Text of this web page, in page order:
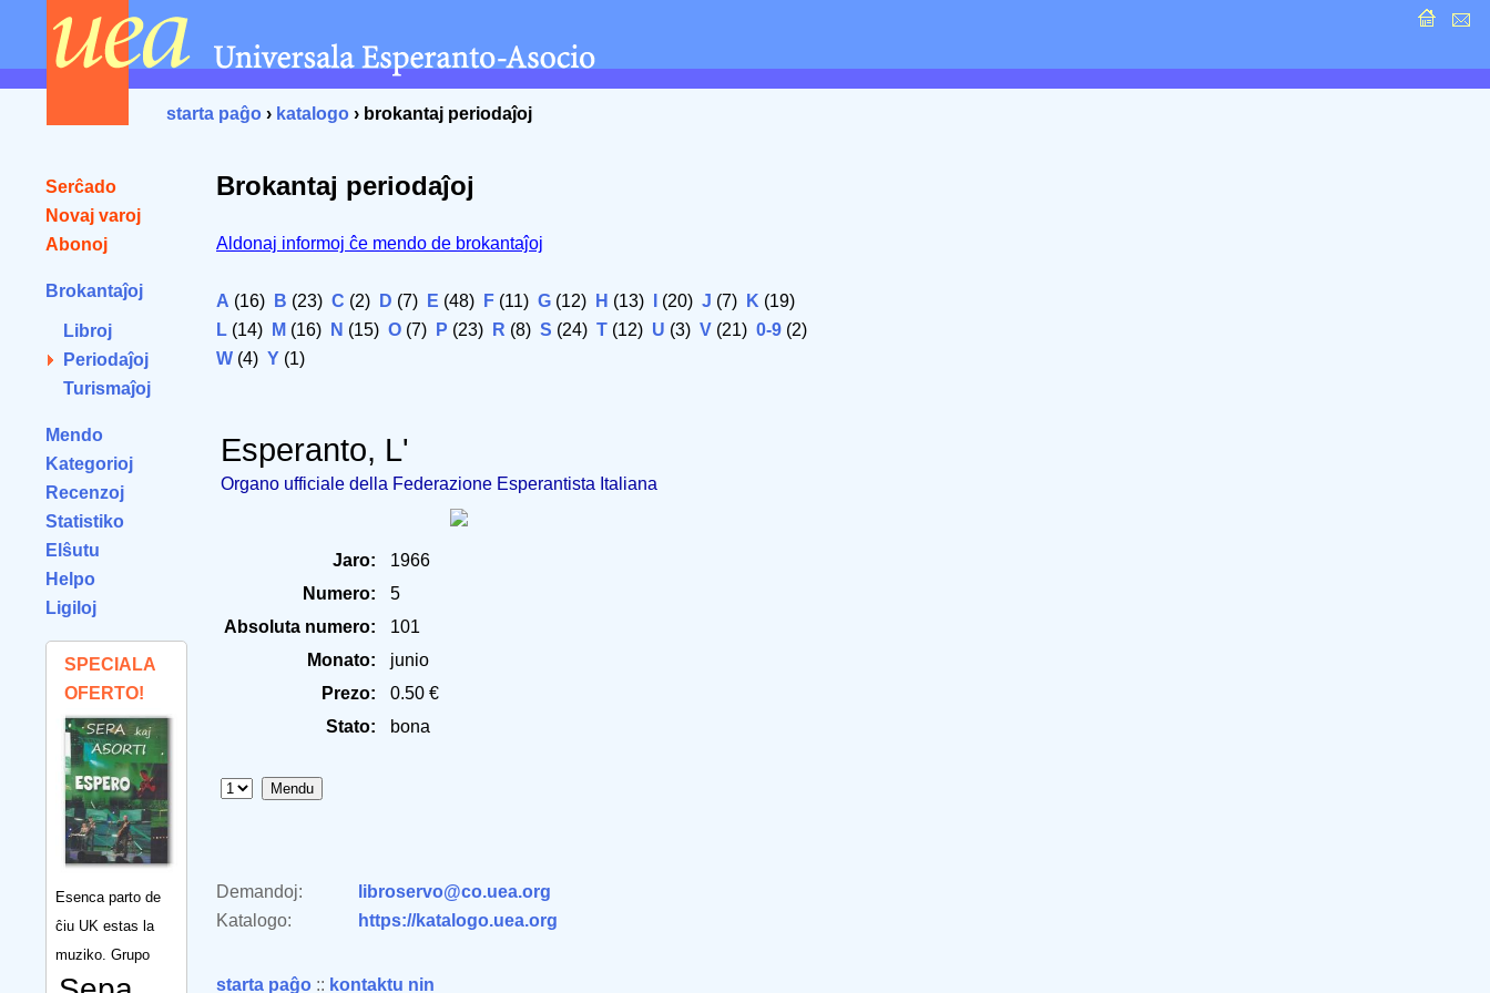
starta paĝo › katalogo › brokantaj periodaĵoj
Serĉado
Novaj varoj
Abonoj
Brokantaĵoj
Libroj
Periodaĵoj
Turismaĵoj
Mendo
Kategorioj
Recenzoj
Statistiko
Elŝutu
Helpo
Ligiloj
SPECIALA
OFERTO!
Esenca parto de
ĉiu UK estas la
muziko. Grupo
Brokantaj periodaĵoj
Aldonaj informoj ĉe mendo de brokantaĵoj
A (16) B (23) C (2) D (7) E (48) F (11) G (12) H (13) (20) J (7) K (19)
L (14) M (16) N (15) O (7) P (23) R (8) S (24) T (12) U (3) V (21) 0-9 (2)
W (4) Y (1)
Esperanto, L'
Organo ufficiale della Federazione Esperantista Italiana
Jaro:
1966
Numero:
5
Absoluta numero:
101
Monato:
junio
Prezo:
0.50 €
Stato:
bona
Demandoj:
libroservo@co.uea.org
Katalogo:
https://katalogo.uea.org
starta paĝo :: kontaktu nin